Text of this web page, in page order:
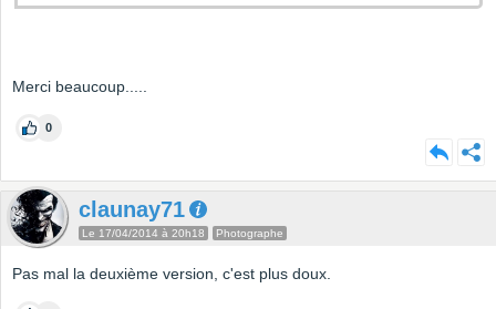
Merci beaucoup.....
0
claunay71
Le 17/04/2014 à 20h18 Photographe
Pas mal la deuxième version, c'est plus doux.